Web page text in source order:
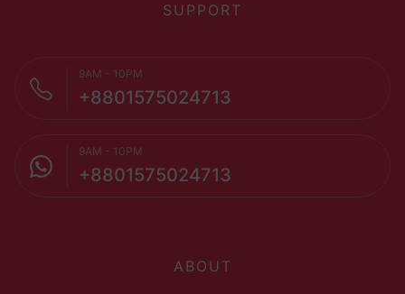
SUPPORT
9AM - 10PM
+8801575024713
9AM - 10PM
+8801575024713
ABOUT